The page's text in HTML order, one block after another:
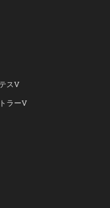
スV
ラーV